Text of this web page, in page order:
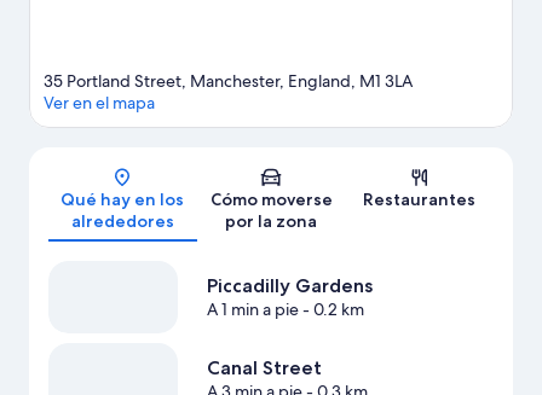
Mapa
35 Portland Street, Manchester, England, M1 3LA
Ver en el mapa
Qué hay en los
alrededores
Cómo moverse
por la zona
Restaurantes
Piccadilly Gardens
A 1 min a pie- 0.2 km
Canal Street